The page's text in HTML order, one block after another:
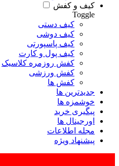
کیف و کفش
Toggle
کیف دستی
کیف دوشی
کیف پاسپورتی
کیف پول و کارت
کفش روزمره کلاسیک
کفش ورزشی
کفش ها
جدیدترین ها
خوشمزه ها
پیگیری خرید
اورجینال ها
مجله اطلاعات
پیشنهاد ویژه